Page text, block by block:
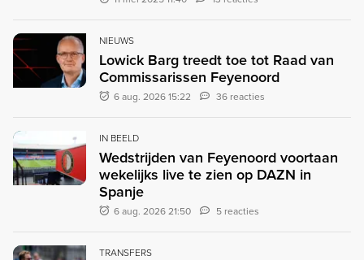
NIEUWS
Lowick Barg treedt toe tot Raad van
Commissarissen Feyenoord
6 aug. 2026 15:22 36 reacties
IN BEELD
Wedstrijden van Feyenoord voortaan
wekelijks live te zien op DAZN in
Spanje
6 aug. 2026 21:50 5 reacties
TRANSFERS